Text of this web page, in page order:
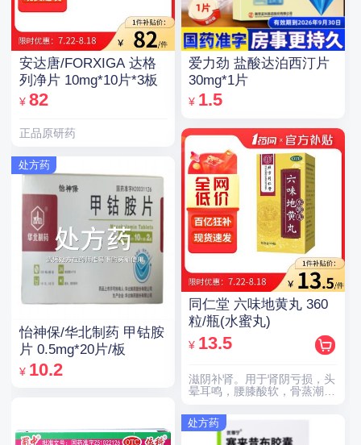
安达唐/FORXIGA 达格
列净片 10mg*10片*3板
¥ 82
正品原研药
处方药
怡神保/华北制药 甲钴胺
片 0.5mg*20片/板
¥ 10.2
爱力劲 盐酸达泊西汀片
30mg*1片
¥ 1.5
同仁堂 六味地黄丸 360
粒/瓶(水蜜丸)
¥ 13.5
滋阴补肾。用于肾阴亏损，头
晕耳鸣，腰膝酸软，骨蒸潮
处方药